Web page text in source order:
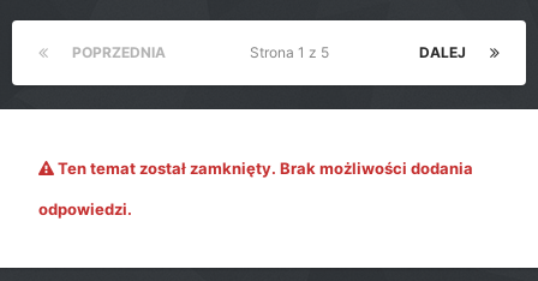
POPRZEDNIA DALEJ
Strona 1 z 5
Ten temat został zamknięty. Brak możliwości dodania
odpowiedzi.